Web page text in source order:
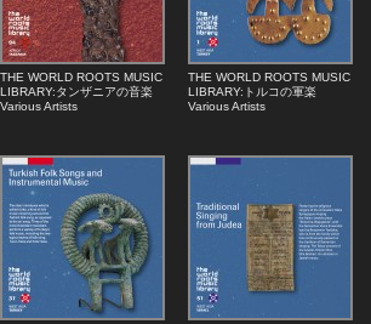
THE WORLD ROOTS MUSIC
LIBRARY:タンザニアの音楽
Various Artists
THE WORLD ROOTS MUSIC
LIBRARY:トルコの軍楽
Various Artists